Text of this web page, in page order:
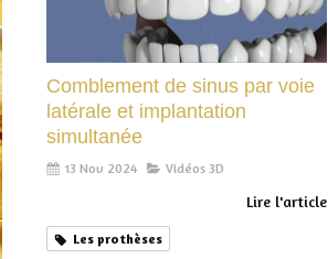
Comblement de sinus par voie
latérale et implantation
simultanée
13 Nov 2024 Vidéos 3D
Lire l'article
Les prothèses